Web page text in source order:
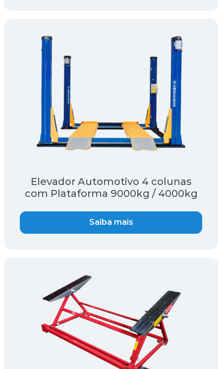
Elevador Automotivo 4 colunas
com Plataforma 9000kg / 4000kg
Saiba mais